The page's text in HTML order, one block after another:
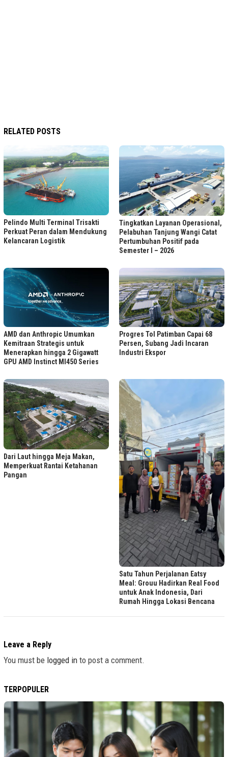
RELATED POSTS
Pelindo Multi Terminal Trisakti
Perkuat Peran dalam Mendukung
Kelancaran Logistik
Tingkatkan Layanan Operasional,
Pelabuhan Tanjung Wangi Catat
Pertumbuhan Positif pada
Semester I – 2026
AMD dan Anthropic Umumkan
Kemitraan Strategis untuk
Menerapkan hingga 2 Gigawatt
GPU AMD Instinct MI450 Series
Progres Tol Patimban Capai 68
Persen, Subang Jadi Incaran
Industri Ekspor
Dari Laut hingga Meja Makan,
Memperkuat Rantai Ketahanan
Pangan
Satu Tahun Perjalanan Eatsy
Meal: Grouu Hadirkan Real Food
untuk Anak Indonesia, Dari
Rumah Hingga Lokasi Bencana
Leave a Reply
You must be logged in to post a comment.
TERPOPULER